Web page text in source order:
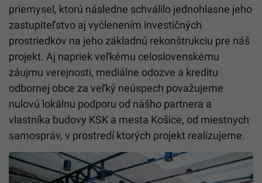
priemysel, ktorú následne schválilo jednohlasne jeho
zastupiteľstvo aj vyčlenením investičných
prostriedkov na jeho základnú rekonštrukciu pre náš
projekt. Aj napriek veľkému celoslovenskému
záujmu verejnosti, mediálne odozve a kreditu
odbornej obce za veľký neúspech považujeme
nulovú lokálnu podporu od nášho partnera a
vlastníka budovy KSK a mesta Košice, od miestnych
samospráv, v prostredí ktorých projekt realizujeme.